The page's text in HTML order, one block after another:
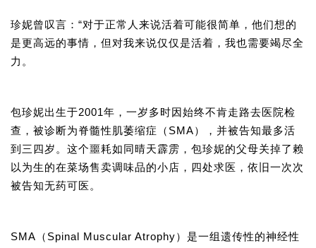
珍妮曾叹言：“对于正常人来说活着可能很简单，他们想的
是更高远的事情，但对我来说仅仅是活着，我也需要竭尽全
力。
包珍妮出生于2001年，一岁多时因始终不肯走路去医院检
查，被诊断为脊髓性肌萎缩症
（SMA），并被告知最多活
到三四岁。这个噩耗如同晴天霹雳，包珍妮的父母关掉了赖
以为生的在菜场售卖调味品的小店，四处求医，依旧一次次
被告知无药可医。
SMA（Spinal Muscular Atrophy）是一组遗传性的神经性